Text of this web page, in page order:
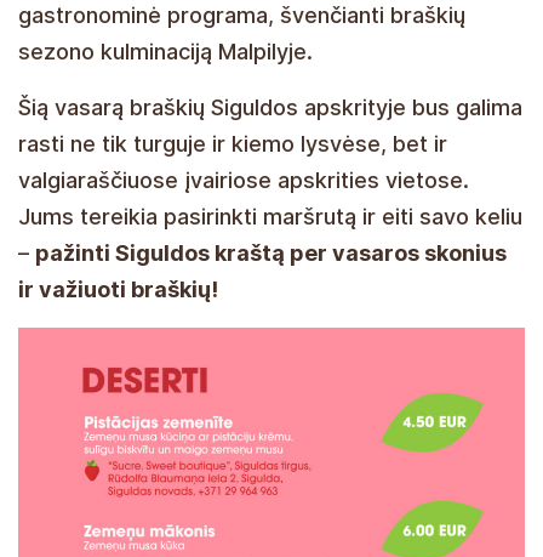
gastronominė programa, švenčianti braškių
sezono kulminaciją Malpilyje.
Šią vasarą braškių Siguldos apskrityje bus galima
rasti ne tik turguje ir kiemo lysvėse, bet ir
valgiaraščiuose įvairiose apskrities vietose.
Jums tereikia pasirinkti maršrutą ir eiti savo keliu
– pažinti Siguldos kraštą per vasaros skonius
ir važiuoti braškių!